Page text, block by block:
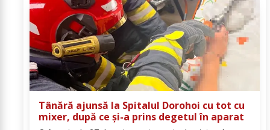
Tânără ajunsă la Spitalul Dorohoi cu tot cu
mixer, după ce și-a prins degetul în aparat